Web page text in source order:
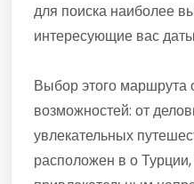
для поиска наиболее
интересующие вас
Выбор этого маршрута
возможностей: от
увлекательных
расположен в о Турции,